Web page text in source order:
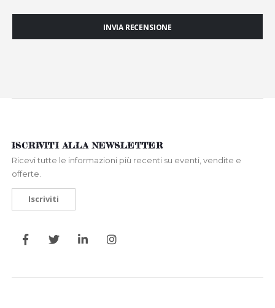
INVIA RECENSIONE
ISCRIVITI ALLA NEWSLETTER
Ricevi tutte le informazioni più recenti su eventi, vendite e
offerte.
Iscriviti